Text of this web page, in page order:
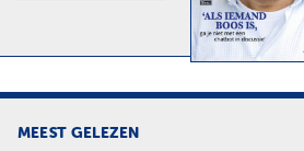
MEEST GELEZEN